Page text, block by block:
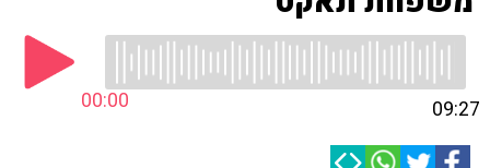
00:00 09:27